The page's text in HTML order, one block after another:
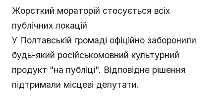
Жорсткий мораторій стосується всіх
публічних локацій
У Полтавській громаді офіційно заборонили
будь-який російськомовний культурний
продукт "на публіці". Відповідне рішення
підтримали місцеві депутати.